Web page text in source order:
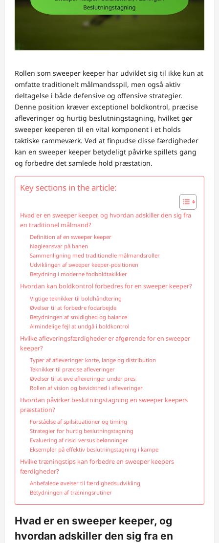
Rollen som sweeper keeper har udviklet sig til ikke kun at
omfatte traditionelt målmandsspil, men også aktiv
deltagelse i både defensive og offensive strategier.
Denne position kræver exceptionel boldkontrol, præcise
afleveringer og hurtig beslutningstagning, hvilket gør
sweeper keeperen til en vital komponent i et holds
taktiske rammeværk. Ved at finpudse disse færdigheder
kan en sweeper keeper betydeligt påvirke spillets gang
og forbedre det samlede hold præstation.
Key sections in the article:
Hvad er en sweeper keeper, og hvordan adskiller den sig fra
en traditionel målmand?
Definition af en sweeper keeper
Nøgleansvar på banen
Sammenligning med traditionelle målmandsroller
Udviklingen af sweeper keeper-positionen
Betydning i moderne fodboldtakikker
Hvordan kan boldkontrol forbedres for en sweeper keeper?
Vigtige teknikker til boldhåndtering
Øvelser til at forbedre fodarbejde
Betydningen af smidighed og balance
Almindelige fejl at undgå i boldkontrol
Hvilke afleveringsfærdigheder er afgørende for en sweeper
keeper?
Typer af afleveringer korte, lange og distribution
Teknikker til præcise afleveringer
Øvelser til at øve afleveringer under pres
Rollen af vision og bevidsthed i afleveringer
Hvordan påvirker beslutningstagning en sweeper keepers
præstation?
Forståelse af spilsituationer og timing
Strategier for hurtig beslutningstagning
Evaluering af risici versus belønninger
Eksempler på effektiv beslutningstagning i kampe
Hvilke træningstips kan forbedre en sweeper keepers
færdigheder?
Anbefalede øvelser til færdighedsudvikling
Betydningen af træningsrutiner
Hvad er en sweeper keeper, og
hvordan adskiller den sig fra en